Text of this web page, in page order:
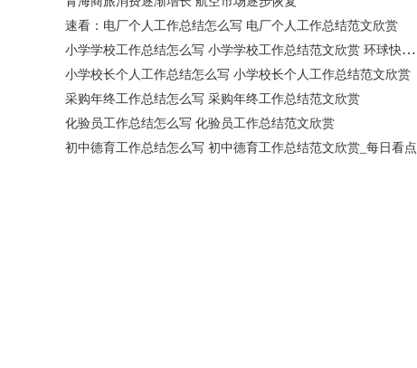
速看：电厂个人工作总结怎么写 电厂个人工作总结范文欣赏
小学学校工作总结怎么写 小学学校工作总结范文欣赏 环球快资讯
小学校长个人工作总结怎么写 小学校长个人工作总结范文欣赏
采购年终工作总结怎么写 采购年终工作总结范文欣赏
化验员工作总结怎么写 化验员工作总结范文欣赏
初中德育工作总结怎么写 初中德育工作总结范文欣赏_每日看点